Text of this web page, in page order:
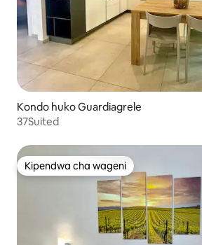
Kondo huko Guardiagrele
37Suited
Kipendwa cha wageni
Kipendwa cha wageni